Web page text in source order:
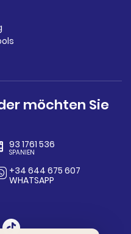
möchten Sie
93 1761 536
SPANIEN
+34 644 675 607
WHATSAPP